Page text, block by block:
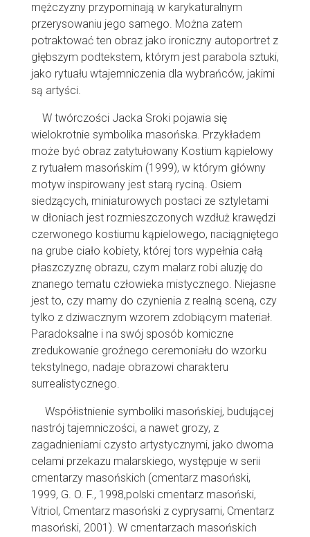
mężczyzny przypominają w karykaturalnym
przerysowaniu jego samego. Można zatem
potraktować ten obraz jako ironiczny autoportret z
głębszym podtekstem, którym jest parabola sztuki,
jako rytuału wtajemniczenia dla wybrańców, jakimi
są artyści.
W twórczości Jacka Sroki pojawia się
wielokrotnie symbolika masońska. Przykładem
może być obraz zatytułowany Kostium kąpielowy
z rytuałem masońskim (1999), w którym główny
motyw inspirowany jest starą ryciną. Osiem
siedzących, miniaturowych postaci ze sztyletami
w dłoniach jest rozmieszczonych wzdłuż krawędzi
czerwonego kostiumu kąpielowego, naciągniętego
na grube ciało kobiety, której tors wypełnia całą
płaszczyznę obrazu, czym malarz robi aluzję do
znanego tematu człowieka mistycznego. Niejasne
jest to, czy mamy do czynienia z realną sceną, czy
tylko z dziwacznym wzorem zdobiącym materiał.
Paradoksalne i na swój sposób komiczne
zredukowanie groźnego ceremoniału do wzorku
tekstylnego, nadaje obrazowi charakteru
surrealistycznego.
Współistnienie symboliki masońskiej, budującej
nastrój tajemniczości, a nawet grozy, z
zagadnieniami czysto artystycznymi, jako dwoma
celami przekazu malarskiego, występuje w serii
cmentarzy masońskich (cmentarz masoński,
1999, G. O. F., 1998,polski cmentarz masoński,
Vitriol, Cmentarz masoński z cyprysami, Cmentarz
masoński, 2001). W cmentarzach masońskich